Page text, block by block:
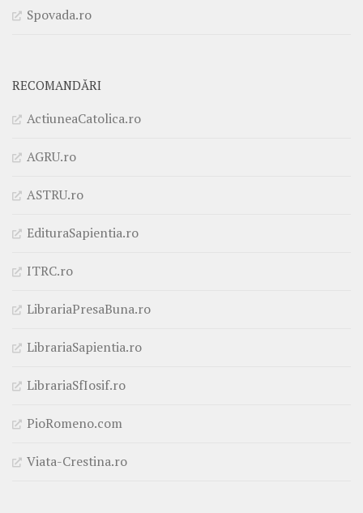
Spovada.ro
RECOMANDĂRI
ActiuneaCatolica.ro
AGRU.ro
ASTRU.ro
EdituraSapientia.ro
ITRC.ro
LibrariaPresaBuna.ro
LibrariaSapientia.ro
LibrariaSfIosif.ro
PioRomeno.com
Viata-Crestina.ro